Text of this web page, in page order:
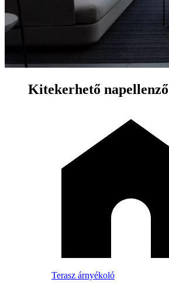
Kitekerhető napellenző
Terasz árnyékoló